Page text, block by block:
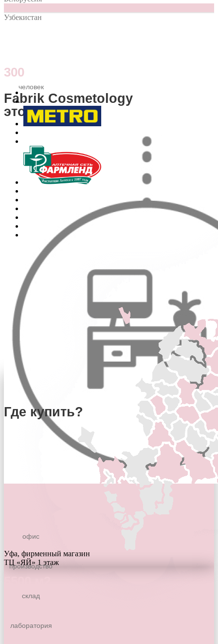
300
человек
Fabrik Cosmetology
это
офис
3000 м2
производство
склад
лаборатория
Узбекистан
Где купить?
Уфа, фирменный магазин
ТЦ «ЯЙ» 1 этаж